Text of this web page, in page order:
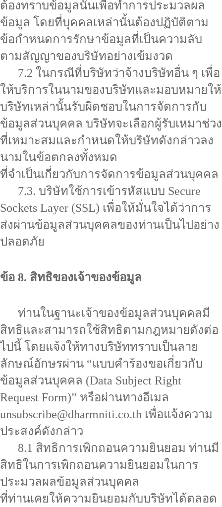
ต้องทราบข้อมูลนั้นเพื่อทำการประมวลผล
ข้อมูล โดยที่บุคคลเหล่านั้นต้องปฏิบัติตาม
ข้อกำหนดการรักษาข้อมูลที่เป็นความลับ
ตามสัญญาของบริษัทอย่างเข้มงวด
7.2 ในกรณีที่บริษัทว่าจ้างบริษัทอื่น ๆ เพื่อ
ให้บริการในนามของบริษัทและมอบหมายให้
บริษัทเหล่านั้นรับผิดชอบในการจัดการกับ
ข้อมูลส่วนบุคคล บริษัทจะเลือกผู้รับเหมาช่วง
ที่เหมาะสมและกำหนดให้บริษัทดังกล่าวลง
นามในข้อตกลงทั้งหมด
ที่จำเป็นเกี่ยวกับการจัดการข้อมูลส่วนบุคคล
7.3. บริษัทใช้การเข้ารหัสแบบ Secure
Sockets Layer (SSL) เพื่อให้มั่นใจได้ว่าการ
ส่งผ่านข้อมูลส่วนบุคคลของท่านเป็นไปอย่าง
ปลอดภัย
ข้อ 8. สิทธิของเจ้าของข้อมูล
ท่านในฐานะเจ้าของข้อมูลส่วนบุคคลมี
สิทธิและสามารถใช้สิทธิตามกฎหมายดังต่อ
ไปนี้ โดยแจ้งให้ทางบริษัททราบเป็นลาย
ลักษณ์อักษรผ่าน “แบบคำร้องขอเกี่ยวกับ
ข้อมูลส่วนบุคคล (Data Subject Right
Request Form)” หรือผ่านทางอีเมล
unsubscribe@dharmniti.co.th เพื่อแจ้งความ
ประสงค์ดังกล่าว
8.1 สิทธิการเพิกถอนความยินยอม ท่านมี
สิทธิในการเพิกถอนความยินยอมในการ
ประมวลผลข้อมูลส่วนบุคคล
ที่ท่านเคยให้ความยินยอมกับบริษัทได้ตลอด